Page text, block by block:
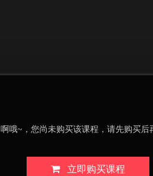
啊哦~，您尚未购买该课程，请先购买后
立即购买课程